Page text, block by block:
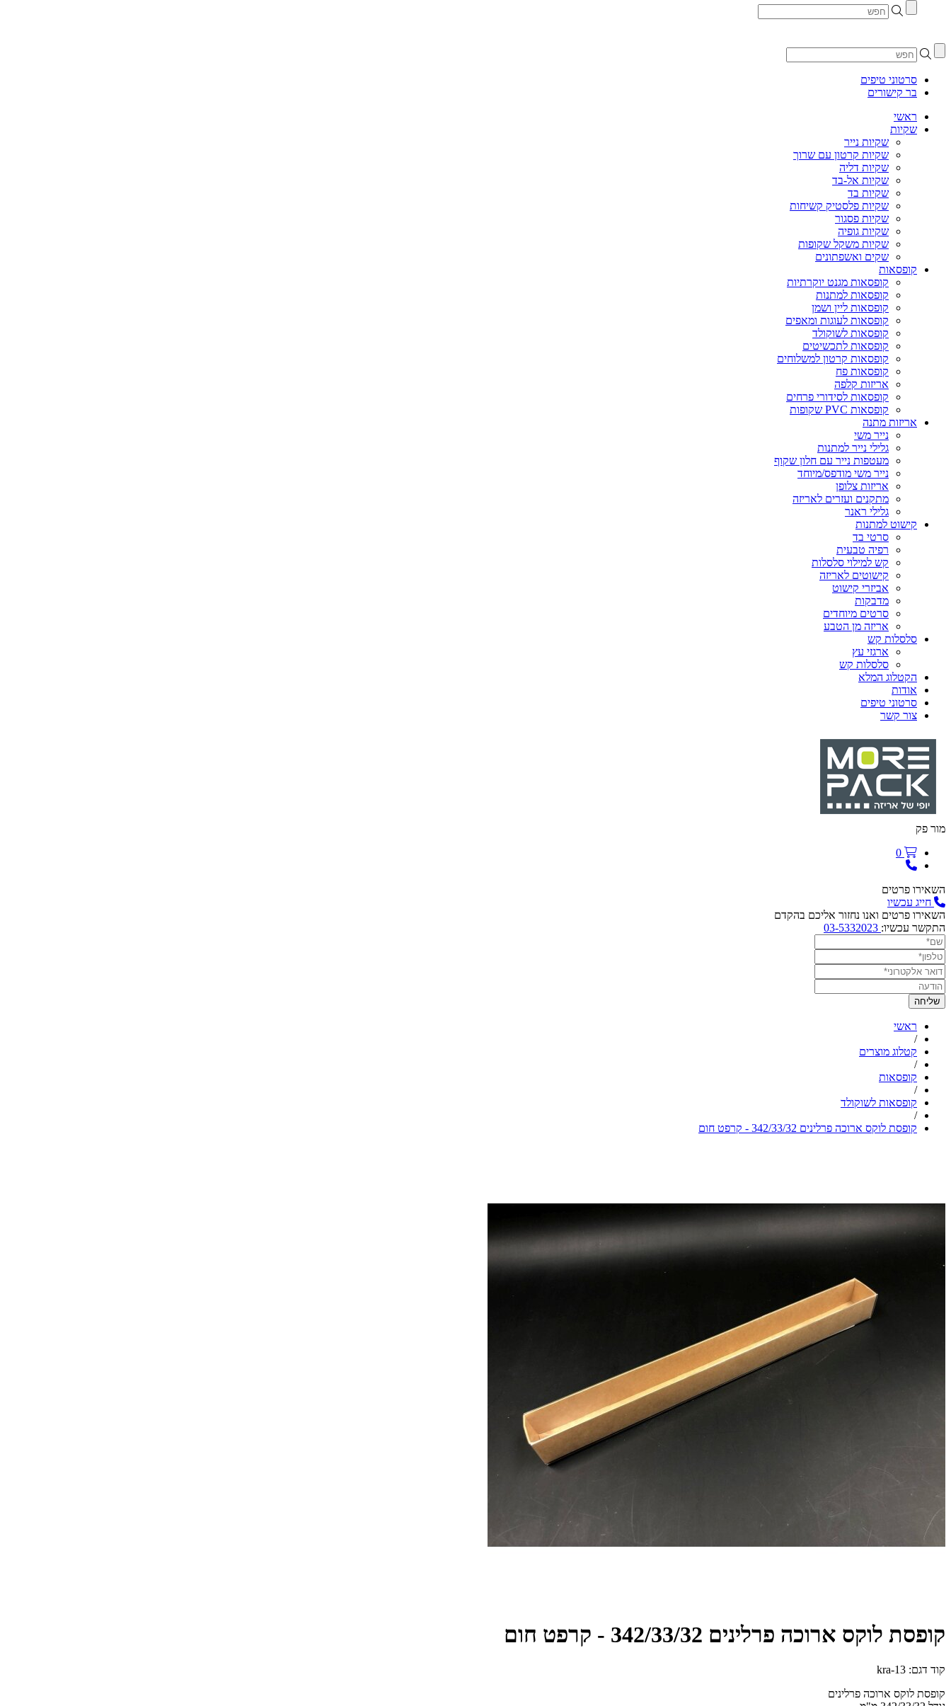
סרטוני טיפים
בר קישורים
ראשי
שקיות
שקיות נייר
שקיות קרטון עם שרוך
שקיות דליה
שקיות אל-בד
שקיות בד
שקיות פלסטיק קשיחות
שקיות פסגור
שקיות גופיה
שקיות משקל שקופות
שקים ואשפתונים
קופסאות
קופסאות מגנט יוקרתיות
קופסאות למתנות
קופסאות ליין ושמן
קופסאות לעוגות ומאפים
קופסאות לשוקולד
קופסאות לתכשיטים
קופסאות קרטון למשלוחים
קופסאות פח
אריזות קלפה
קופסאות לסידורי פרחים
קופסאות PVC שקופות
אריזות מתנה
נייר משי
גלילי נייר למתנות
מעטפות נייר עם חלון שקוף
נייר משי מודפס/מיוחד
אריזות צלופן
מתקנים ועזרים לאריזה
גלילי ראנר
קישוט למתנות
סרטי בד
רפיה טבעית
קש למילוי סלסלות
קישוטים לאריזה
אביזרי קישוט
מדבקות
סרטים מיוחדים
אריזה מן הטבע
סלסלות קש
ארגזי עץ
סלסלות קש
הקטלוג המלא
אודות
סרטוני טיפים
צור קשר
מור פק
0
השאירו פרטים
חייג עכשיו
השאירו פרטים ואנו נחזור אליכם בהקדם
התקשר עכשיו:
ראשי
/
קטלוג מוצרים
/
קופסאות
/
קופסאות לשוקולד
/
קופסת לוקס ארוכה פרלינים 342/33/32 - קרפט חום
קופסת לוקס ארוכה פרלינים 342/33/32 - קרפט חום
קוד דגם: 13-kra
קופסת לוקס ארוכה פרלינים